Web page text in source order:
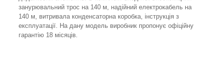
занурювальний трос на 140 м, надійний електрокабель на
140 м, витривала конденсаторна коробка, інструкція з
експлуатації. На дану модель виробник пропонує офіційну
гарантію 18 місяців.